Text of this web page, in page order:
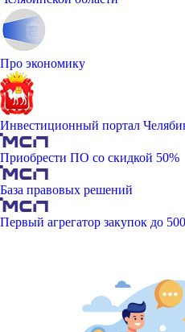
Про экономику
Инвестиционный портал
Приобрести ПО со скидкой 50%
База правовых решений
Первый агрегатор закупок до